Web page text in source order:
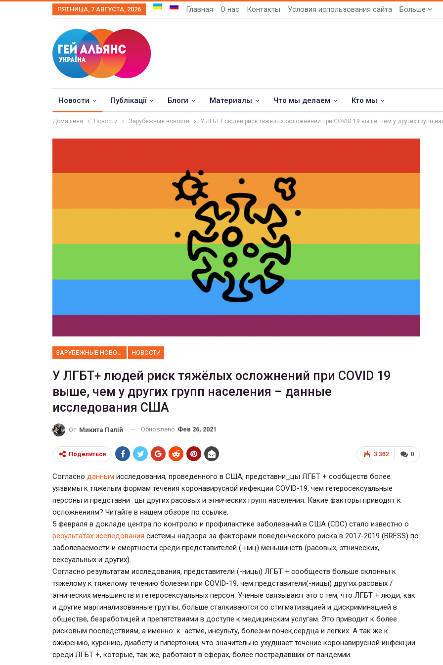
ПЯТНИЦА, 7 АВГУСТА, 2026 Главная О нас Контакты Условия использования сайта Больше
Новости Публікації Блоги Материалы Что мы делаем Кто мы
Домашняя Новости Зарубежные новости У ЛГБТ+ людей риск тяжёлых осложнений при COVID 19 выше, чем у других групп
ЗАРУБЕЖНЫЕ НОВОСТИ НОВОСТИ
У ЛГБТ+ людей риск тяжёлых осложнений при COVID 19
выше, чем у других групп населения – данные
исследования США
От Микита Палій Обновлено Фев 26, 2021
0
3 362
Поделиться
Согласно данным исследования, проведенного в США, представни_цы ЛГБТ + сообществ более
уязвимы к тяжелым формам течения коронавирусной инфекции COVID-19, чем гетеросексуальные
персоны и представни_цы других расовых и этнических групп населения. Какие факторы приводят к
осложнениям? Читайте в нашем обзоре по ссылке.
5 февраля в докладе центра по контролю и профилактике заболеваний в США (CDC) стало известно о
результатах исследования системы надзора за факторами поведенческого риска в 2017-2019 (BRFSS) по
заболеваемости и смертности среди представителей (-ниц) меньшинств (расовых, этнических,
сексуальных и других).
Согласно результатам исследования, представители (-ницы) ЛГБТ + сообществ больше склонны к
тяжелому к тяжелому течению болезни при COVID-19, чем представители(-ницы) других расовых /
этнических меньшинств и гетеросексуальных персон. Ученые связывают это с тем, что ЛГБТ + люди, как
и другие маргинализованные группы, больше сталкиваются со стигматизацией и дискриминацией в
обществе, безработицей и препятствиями в доступе к медицинским услугам. Это приводит к более
рисковым последствиям, а именно: к астме, инсульту, болезни почек,сердца и легких. А так же к
ожирению, курению, диабету и гипертонии, что значительно ухудшает течение коронавирусной инфекции
среди ЛГБТ +, которые, так же, работают в сферах, более пострадавших от пандемии.
Прайд в Тель-Авиве собрал 200
тысяч участников
Военнослужащие-трансгендеры